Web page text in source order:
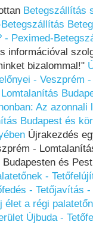
Betegszállítás
- Peximed-
információval
bizalommal!"
- Veszprém
Az
Budapest és
Újrakezdés
-
és
-
- Tetőjavítás
élet a régi
Újbuda -